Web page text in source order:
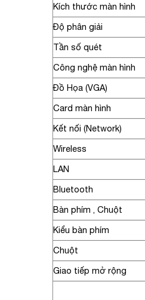
Kích thước màn hình
Độ phân giải
Tần số quét
Công nghệ màn hình
Đồ Họa (VGA)
Card màn hình
Kết nối (Network)
Wireless
LAN
Bluetooth
Bàn phím , Chuột
Kiểu bàn phím
Chuột
Giao tiếp mở rộng